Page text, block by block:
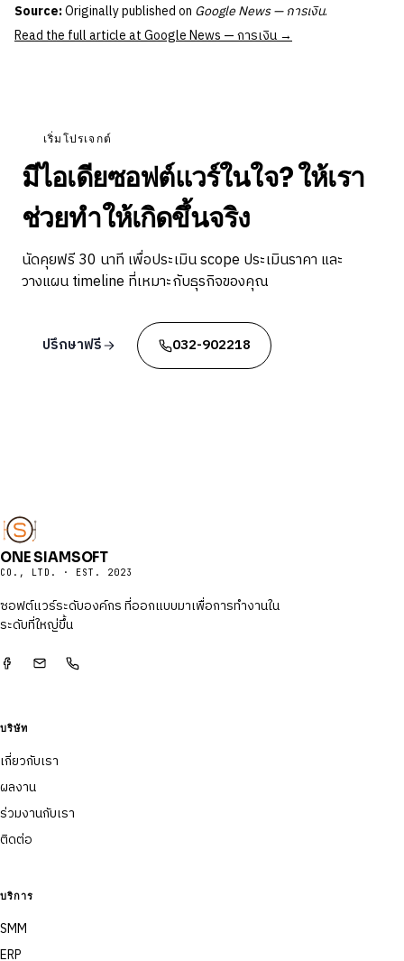
Source:Originally published on Google News — การเงิน.
Read the full article at Google News — การเงิน →
เริ่มโปรเจกต์
มีไอเดียซอฟต์แวร์ในใจ? ให้เรา
ช่วยทำให้เกิดขึ้นจริง
นัดคุยฟรี 30 นาที เพื่อประเมิน scope ประเมินราคา และ
วางแผน timeline ที่เหมาะกับธุรกิจของคุณ
ปรึกษาฟรี 032-902218
ONE SIAMSOFT
CO., LTD. · EST. 2023
ซอฟต์แวร์ระดับองค์กร ที่ออกแบบมาเพื่อการทำงานใน
ระดับที่ใหญ่ขึ้น
บริษัท
เกี่ยวกับเรา
ผลงาน
ร่วมงานกับเรา
ติดต่อ
บริการ
SMM
ERP